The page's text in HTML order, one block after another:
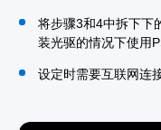
将步骤3和4中拆下下
装光驱的情况下使用
设定时需要互联网连